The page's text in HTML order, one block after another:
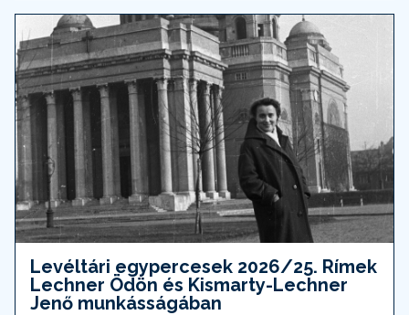
Levéltári egypercesek 2026/25. Rímek
Lechner Ödön és Kismarty-Lechner
Jenő munkásságában